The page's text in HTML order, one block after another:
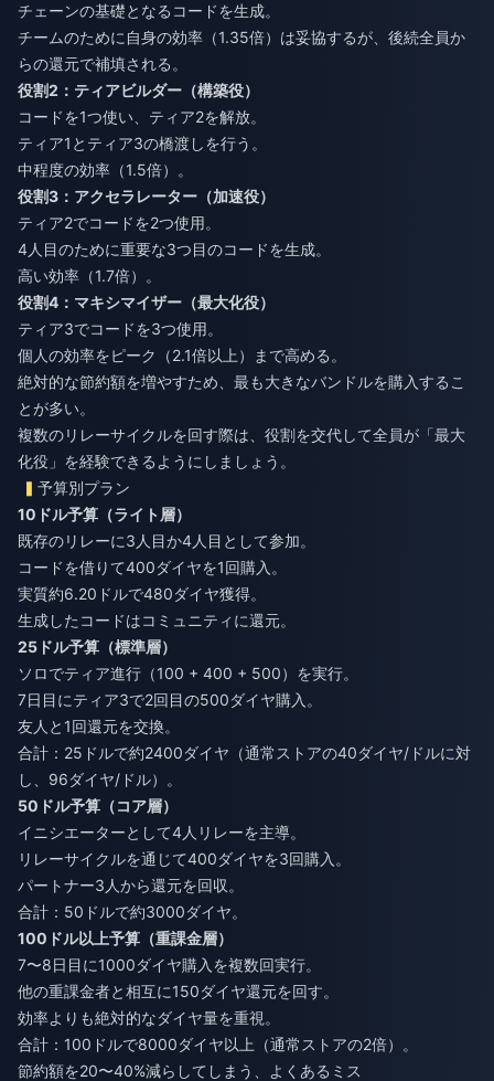
チェーンの基礎となるコードを生成。
チームのために自身の効率（1.35倍）は妥協するが、後続全員か
らの還元で補填される。
役割2：ティアビルダー（構築役）
コードを1つ使い、ティア2を解放。
ティア1とティア3の橋渡しを行う。
中程度の効率（1.5倍）。
役割3：アクセラレーター（加速役）
ティア2でコードを2つ使用。
4人目のために重要な3つ目のコードを生成。
高い効率（1.7倍）。
役割4：マキシマイザー（最大化役）
ティア3でコードを3つ使用。
個人の効率をピーク（2.1倍以上）まで高める。
絶対的な節約額を増やすため、最も大きなバンドルを購入するこ
とが多い。
複数のリレーサイクルを回す際は、役割を交代して全員が「最大
化役」を経験できるようにしましょう。
予算別プラン
10ドル予算（ライト層）
既存のリレーに3人目か4人目として参加。
コードを借りて400ダイヤを1回購入。
実質約6.20ドルで480ダイヤ獲得。
生成したコードはコミュニティに還元。
25ドル予算（標準層）
ソロでティア進行（100 + 400 + 500）を実行。
7日目にティア3で2回目の500ダイヤ購入。
友人と1回還元を交換。
合計：25ドルで約2400ダイヤ（通常ストアの40ダイヤ/ドルに対
し、96ダイヤ/ドル）。
50ドル予算（コア層）
イニシエーターとして4人リレーを主導。
リレーサイクルを通じて400ダイヤを3回購入。
パートナー3人から還元を回収。
合計：50ドルで約3000ダイヤ。
100ドル以上予算（重課金層）
7〜8日目に1000ダイヤ購入を複数回実行。
他の重課金者と相互に150ダイヤ還元を回す。
効率よりも絶対的なダイヤ量を重視。
合計：100ドルで8000ダイヤ以上（通常ストアの2倍）。
節約額を20〜40%減らしてしまう、よくあるミス